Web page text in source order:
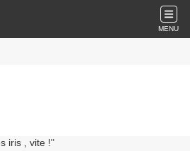
MENU